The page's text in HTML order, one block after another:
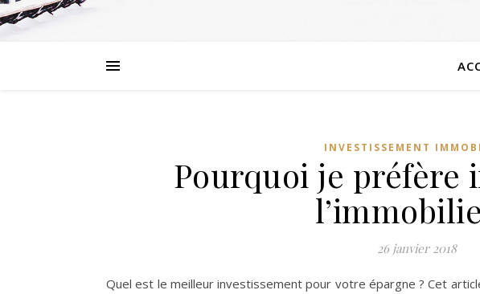
INVESTISSEMENT
Pourquoi je préfère
26 janvier 2018
Quel est le meilleur investissement pour votre épargne ? Cet